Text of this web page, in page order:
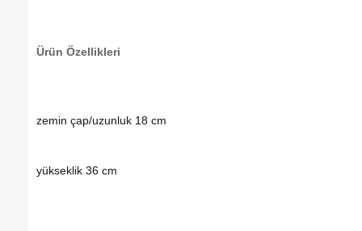
Ürün Özellikleri
zemin çap/uzunluk 18 cm
yükseklik 36 cm